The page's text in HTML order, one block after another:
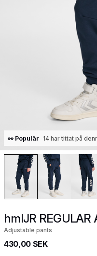
👀 Populär 14 har tittat på
hmlJR REGULAR
Adjustable pants
430,00 SEK